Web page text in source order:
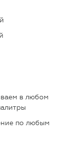
в любом
по любым